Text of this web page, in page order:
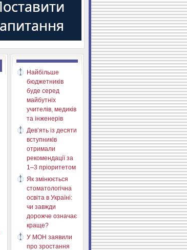
Найбільше
бюджетників
буде серед
майбутніх
учителів, медиків
та інженерів
Дев’ять із десяти
вступників
отримали
рекомендації за
1–3 пріоритетом
Як змінюється
стоматологічна
освіта в Україні:
чи завжди
дорожче означає
краще?
У МОН заявили
про зростання